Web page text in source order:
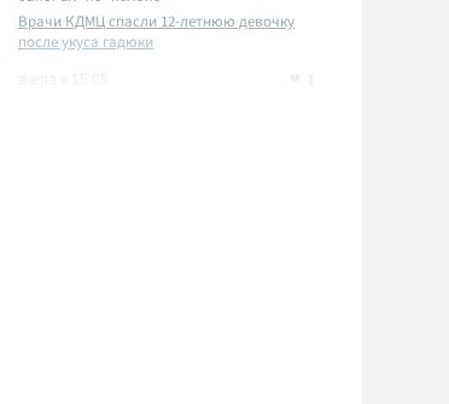
Врачи КДМЦ спасли 12-летнюю девочку
после укуса гадюки